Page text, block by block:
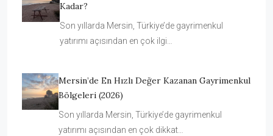
Kadar?
Son yıllarda Mersin, Türkiye’de gayrimenkul
yatırımı açısından en çok ilgi…
Mersin’de En Hızlı Değer Kazanan Gayrimenkul
Bölgeleri (2026)
Son yıllarda Mersin, Türkiye’de gayrimenkul
yatırımı açısından en çok dikkat…